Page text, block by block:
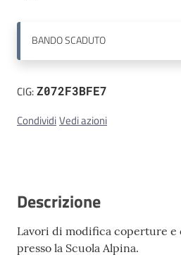
BANDOSCADUTO
CIG:Z072F3BFE7
CondividiVedi azioni
Descrizione
Lavori di modifica coperture
presso la Scuola Alpina.